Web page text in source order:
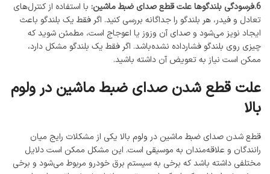
6.فرسودگی بلندگوها علت قطع صدای ضبط ماشین:
با استفاده از کنترل‌های
تعادل و فیدر، هر بلندگو را جداگانه بررسی کنید. اگر فقط یک بلندگو باعث
ایجاد نویز می‌شود و صدای آن وزوز یا اعوجاج است، مطمئن شوید که
چیزی روی بلندگو فشارداده نشده‌باشد. اگر فقط یک بلندگو مشکل دارد،
ممکن است نیاز به تعویض آن داشته باشید.
علت قطع شدن صدای ضبط ماشین در ولوم
بالا
قطع شدن صدای ضبط ماشین در ولوم بالا یکی از مشکلات رایج میان
رانندگان و علاقه‌مندان به موسیقی است. این مشکل ممکن است دلایل
مختلفی داشته باشد که برخی به سیستم برق خودرو مربوط می‌شود و برخی